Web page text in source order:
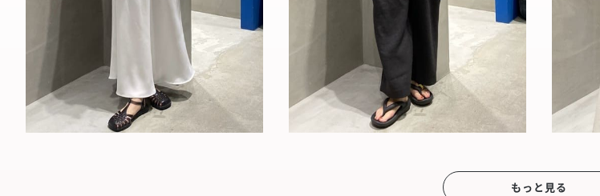
もっと見る